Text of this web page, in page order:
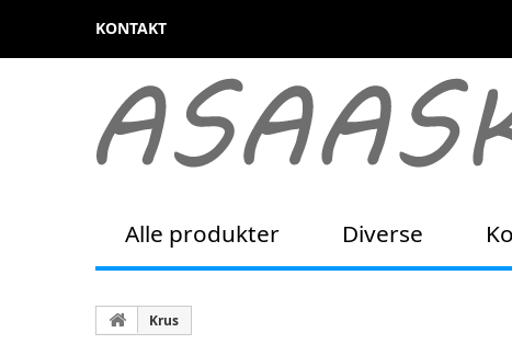
KONTAKT
Alle produkter Diverse
Krus